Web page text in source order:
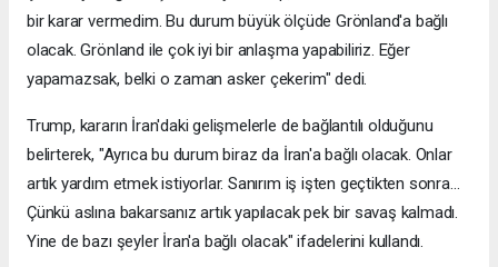
bir karar vermedim. Bu durum büyük ölçüde Grönland'a bağlı
olacak. Grönland ile çok iyi bir anlaşma yapabiliriz. Eğer
yapamazsak, belki o zaman asker çekerim" dedi.
Trump, kararın İran'daki gelişmelerle de bağlantılı olduğunu
belirterek, "Ayrıca bu durum biraz da İran'a bağlı olacak. Onlar
artık yardım etmek istiyorlar. Sanırım iş işten geçtikten sonra...
Çünkü aslına bakarsanız artık yapılacak pek bir savaş kalmadı.
Yine de bazı şeyler İran'a bağlı olacak" ifadelerini kullandı.